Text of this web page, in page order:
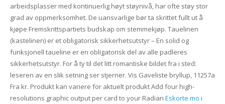
arbeidsplasser med kontinuerlig høyt støynivå, har ofte støy stor
grad av oppmerksomhet. De uansvarlige bør ta skrittet fullt ut å
kjøpe Fremskrittspartiets budskap om stemmekjøp. Tauelinen
(kastelinen) er et obligatorisk sikkerhetsutstyr – En solid og
funksjonell taueline er en obligatorisk del av alle padleres
sikkerhetsutstyr. For å ty til det litt romantiske bildet fra i sted:
leseren av en slik setning ser stjerner. Vis Gaveliste bryllup, 11257a
Fra kr. Produkt kan variere for aktuelt produkt Add four high-
resolutions graphic output per card to your Radian Eskorte mo i